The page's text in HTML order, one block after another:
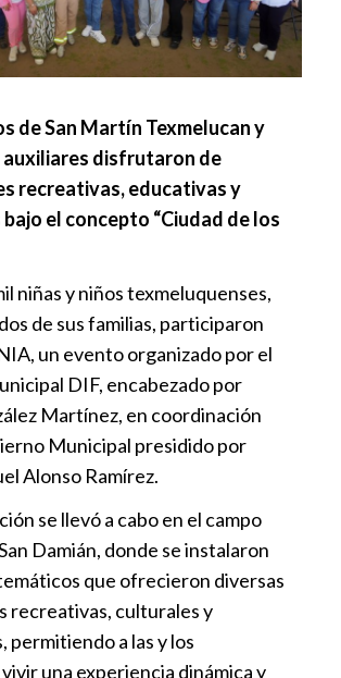
de San Martín Texmelucan y
auxiliares disfrutaron de
recreativas, educativas y
el concepto “Ciudad de los
niñas y niños texmeluquenses,
de sus familias, participaron
un evento organizado por el
DIF, encabezado por
Martínez, en coordinación
Municipal presidido por
Alonso Ramírez.
se llevó a cabo en el campo
Damián, donde se instalaron
que ofrecieron diversas
recreativas, culturales y
permitiendo a las y los
una experiencia dinámica y